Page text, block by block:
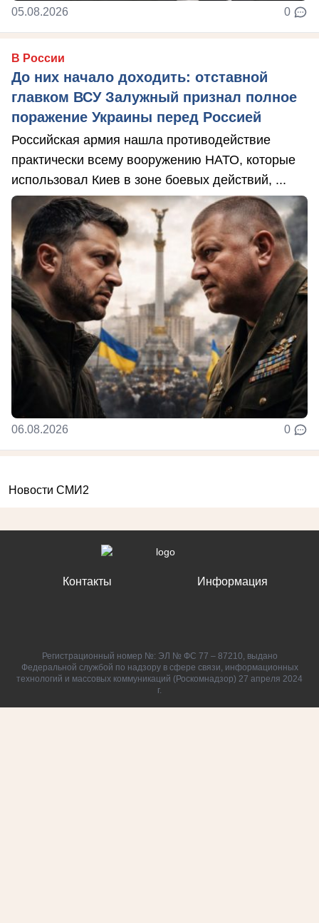
05.08.2026 0
В России
До них начало доходить: отставной
главком ВСУ Залужный признал полное
поражение Украины перед Россией
Российская армия нашла противодействие
практически всему вооружению НАТО, которые
использовал Киев в зоне боевых действий, ...
06.08.2026 0
Новости СМИ2
Контакты Информация
Регистрационный номер №: ЭЛ № ФС 77 – 87210, выдано
Федеральной службой по надзору в сфере связи, информационных
технологий и массовых коммуникаций (Роскомнадзор) 27 апреля 2024
г.